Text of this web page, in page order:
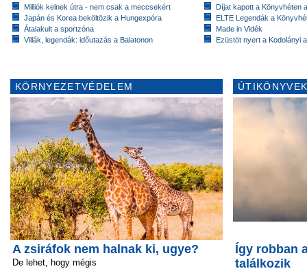
Milliók kelnek útra - nem csak a meccsekért
Japán és Korea beköltözik a Hungexpóra
Átalakult a sportzóna
Villák, legendák: időutazás a Balatonon
Díjat kapott a Könyvhéten
ELTE Legendák a
Made in Vidék
Ezüstöt nyert a Kodolányi
KÖRNYEZETVÉDELEM
A zsiráfok nem halnak ki, ugye?
De lehet, hogy mégis
Így robban
találkozik